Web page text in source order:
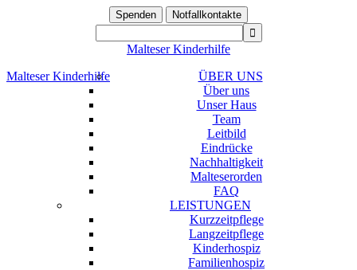
Spenden Notfallkontakte
Malteser Kinderhilfe
Malteser Kinderhilfe
ÜBER UNS
Über uns
Unser Haus
Team
Leitbild
Eindrücke
Nachhaltigkeit
Malteserorden
FAQ
LEISTUNGEN
Kurzzeitpflege
Langzeitpflege
Kinderhospiz
Familienhospiz